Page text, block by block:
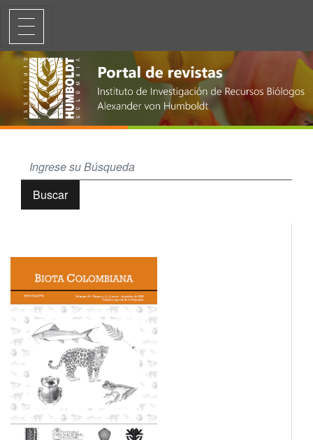
Lista de los mamíferos de la cuenca del río Orinoco
Buscar